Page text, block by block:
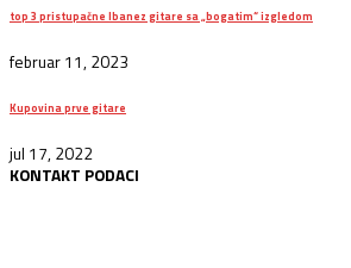
top 3 pristupačne Ibanez gitare sa „bogatim“ izgledom
februar 11, 2023
Kupovina prve gitare
jul 17, 2022
KONTAKT PODACI